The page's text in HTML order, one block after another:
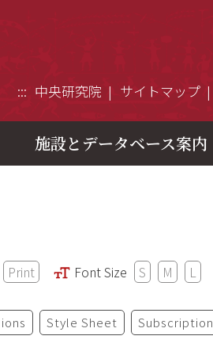
::: 中央研究院 サイトマップ
施設とデータベース案内
Print Font Size S M L
Style Sheet Subscription